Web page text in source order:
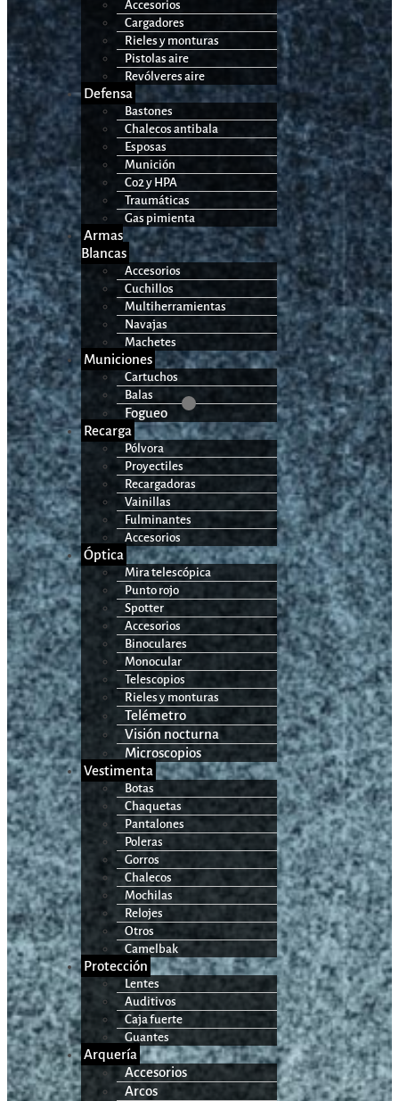
Accesorios
Cargadores
Rieles y monturas
Pistolas aire
Revólveres aire
Defensa
Bastones
Chalecos antibala
Esposas
Munición
Co2 y HPA
Traumáticas
Gas pimienta
Armas
Blancas
Accesorios
Cuchillos
Multiherramientas
Navajas
Machetes
Municiones
Cartuchos
Balas
Fogueo
Recarga
Pólvora
Proyectiles
Recargadoras
Vainillas
Fulminantes
Accesorios
Óptica
Mira telescópica
Punto rojo
Spotter
Accesorios
Binoculares
Monocular
Telescopios
Rieles y monturas
Telémetro
Visión nocturna
Microscopios
Vestimenta
Botas
Chaquetas
Pantalones
Poleras
Gorros
Chalecos
Mochilas
Relojes
Otros
Camelbak
Protección
Lentes
Auditivos
Caja fuerte
Guantes
Arquería
Accesorios
Arcos